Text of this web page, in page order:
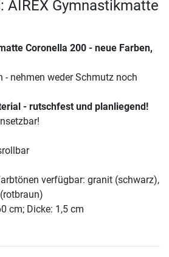
AIREX Gymnastikmatte
Coronella 200 - neue Farben,
- nehmen weder Schmutz noch
- rutschfest und planliegend!
verfügbar: granit (schwarz),
cm; Dicke: 1,5 cm